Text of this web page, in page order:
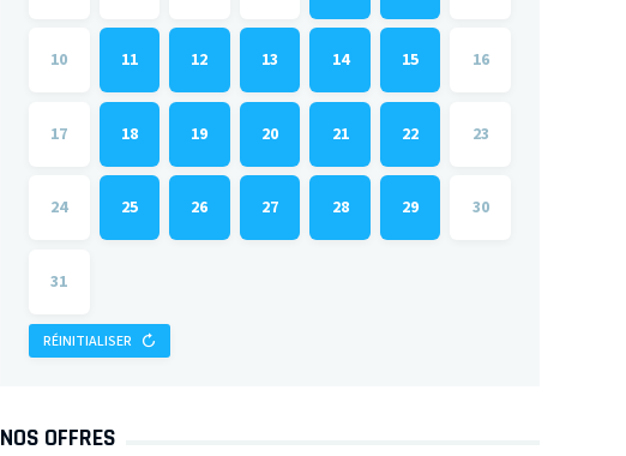
10 11 12 13 14 15 16
17 18 19 20 21 22 23
24 25 26 27 28 29 30
31
RÉINITIALISER
NOS OFFRES